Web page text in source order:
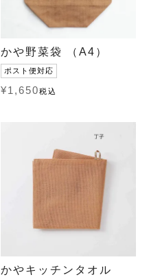
かや野菜袋 （A4）
ポスト便対応
¥1,650税込
かやキッチンタオル